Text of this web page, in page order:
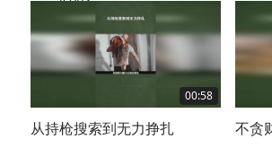
00:58
从持枪搜索到无力挣扎 不贪